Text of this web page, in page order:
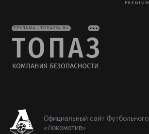
РЕКЛАМА • TOPAZ24.RU
Официальный сайт
«Локомотив»